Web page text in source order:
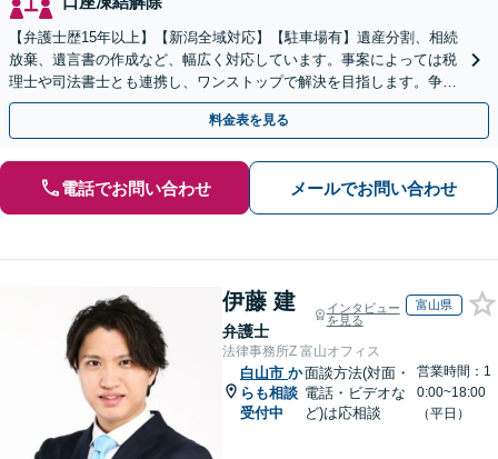
【弁護士歴15年以上】【新潟全域対応】【駐車場有】遺産分割、相続
放棄、遺言書の作成など、幅広く対応しています。事案によっては税
理士や司法書士とも連携し、ワンストップで解決を目指します。争い
を防ぐためにもぜひご相談ください。【分割払い可】
料金表を見る
電話でお問い合わせ メールでお問い合わせ
伊藤 建
弁護士
インタビュー
を見る
富山県
法律事務所Z 富山オフィス
白山市 か
らも相談
受付中
面談方法(対面・
電話・ビデオな
ど)は応相談
営業時間：1
0:00~18:00
（平日）